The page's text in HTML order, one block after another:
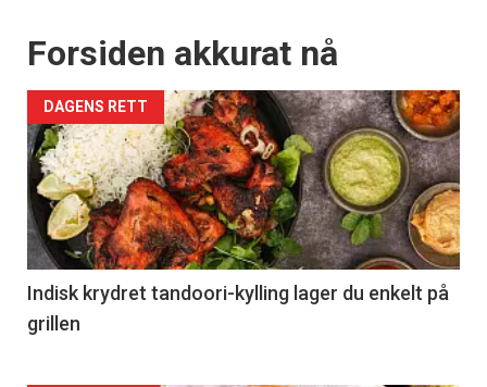
Forsiden akkurat nå
DAGENS RETT
Indisk krydret tandoori-kylling lager du enkelt på
grillen